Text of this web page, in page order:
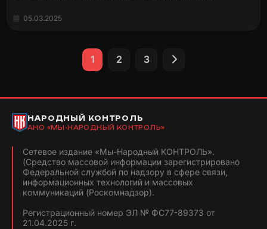
05.03.2025
1 2 3
НАРОДНЫЙ КОНТРОЛЬ
АНО «МЫ-НАРОДНЫЙ КОНТРОЛЬ»
Сетевое издание «Мы-Народный КОНТРОЛЬ».
(Средство массовой информации зарегистрировано
Федеральной службой по надзору в сфере связи,
информационных технологий и массовых
коммуникаций (Роскомнадзор).
Регистрационный номер ЭЛ № ФС77-89373 от
21.04.2025 г.